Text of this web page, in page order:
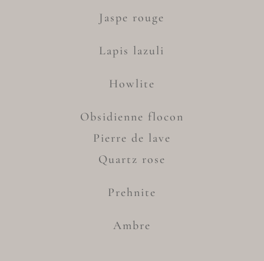
Jaspe rouge
Lapis lazuli
Howlite
Obsidienne flocon
Pierre de lave
Quartz rose
Prehnite
Ambre